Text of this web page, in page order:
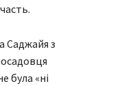
Саджайя з
була «ні